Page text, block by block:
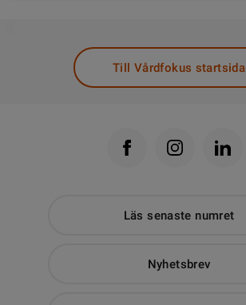
Till Vårdfokus startsida
Läs senaste numret
Nyhetsbrev